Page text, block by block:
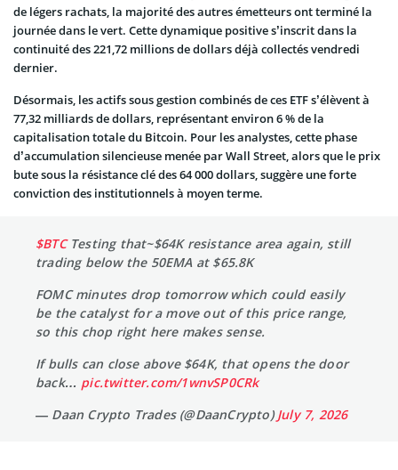
de légers rachats, la majorité des autres émetteurs ont terminé la
journée dans le vert. Cette dynamique positive s’inscrit dans la
continuité des 221,72 millions de dollars déjà collectés vendredi
dernier.
Désormais, les actifs sous gestion combinés de ces ETF s’élèvent à
77,32 milliards de dollars, représentant environ 6 % de la
capitalisation totale du Bitcoin. Pour les analystes, cette phase
d’accumulation silencieuse menée par Wall Street, alors que le prix
bute sous la résistance clé des 64 000 dollars, suggère une forte
conviction des institutionnels à moyen terme.
$BTCTesting that~$64K resistance area again, still
trading below the 50EMA at $65.8K
FOMC minutes drop tomorrow which could easily
be the catalyst for a move out of this price range,
so this chop right here makes sense.
If bulls can close above $64K, that opens the door
back… pic.twitter.com/1wnvSP0CRk
— Daan Crypto Trades (@DaanCrypto)July 7, 2026